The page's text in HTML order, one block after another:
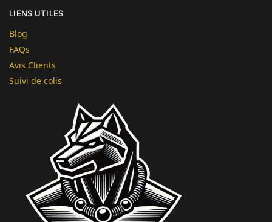
LIENS UTILES
Blog
FAQs
Avis Clients
Suivi de colis